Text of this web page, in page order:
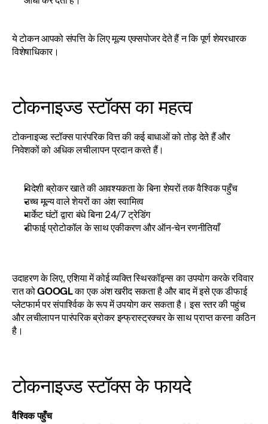
ये टोकन आपको संपत्ति के लिए मूल्य एक्सपोजर देते हैं न कि पूर्ण शेयरधारक
विशेषाधिकार।
टोकनाइज्ड स्टॉक्स का महत्व
टोकनाइज्ड स्टॉक्स पारंपरिक वित्त की कई बाधाओं को तोड़ देते हैं और
निवेशकों को अधिक लचीलापन प्रदान करते हैं।
विदेशी ब्रोकर खाते की आवश्यकता के बिना शेयरों तक वैश्विक पहुँच
उच्च मूल्य वाले शेयरों का अंश स्वामित्व
मार्केट घंटों द्वारा बंधे बिना 24/7 ट्रेडिंग
डीफाई प्रोटोकॉल के साथ एकीकरण और ऑन-चेन रणनीतियाँ
उदाहरण के लिए, एशिया में कोई व्यक्ति स्थिरकॉइन्स का उपयोग करके रविवार
रात को GOOGL का एक अंश खरीद सकता है और बाद में इसे एक डीफाई
प्लेटफार्म पर संपार्श्विक के रूप में उपयोग कर सकता है। इस स्तर की पहुंच
और लचीलापन पारंपरिक ब्रोकर इन्फ्रास्ट्रक्चर के साथ प्राप्त करना कठिन
है।
टोकनाइज्ड स्टॉक्स के फायदे
वैश्विक पहुँच